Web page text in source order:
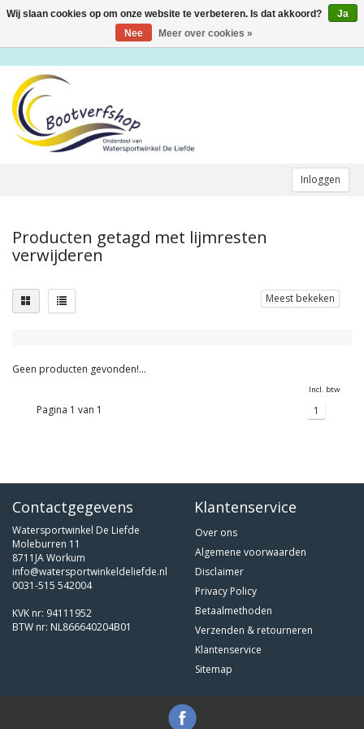
Inloggen
Toggle
Producten getagd met lijmresten
verwijderen
Meest bekeken
Geen producten gevonden!...
Incl. btw
Pagina 1 van 1 1
Contactgegevens
Watersportwinkel De Liefde
Moleburren 11
8711JA Workum
info@watersportwinkeldeliefde.nl
0031-515 542004
KVK nr: 94111952
BTW nr: NL866640204B01
Klantenservice
Over ons
Algemene voorwaarden
Disclaimer
Privacy Policy
Betaalmethoden
Verzenden & retourneren
Klantenservice
Sitemap
Wij slaan cookies op om onze website te verbeteren. Is dat akkoord?
Ja
Nee
Meer over cookies »